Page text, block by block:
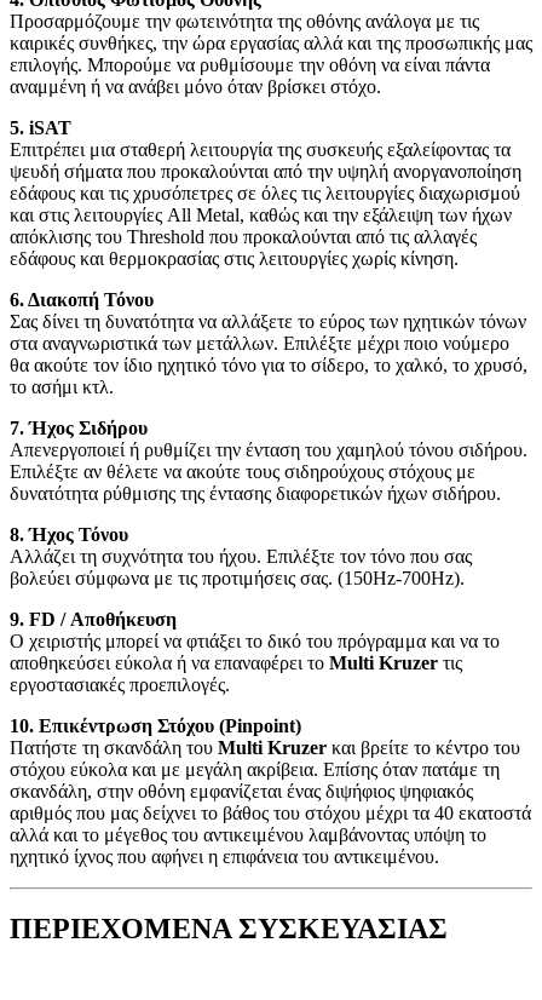
Προσαρμόζουμε την φωτεινότητα της οθόνης ανάλογα με τις
καιρικές συνθήκες, την ώρα εργασίας αλλά και της προσωπικής μας
επιλογής. Μπορούμε να ρυθμίσουμε την οθόνη να είναι πάντα
αναμμένη ή να ανάβει μόνο όταν βρίσκει στόχο.
5. iSAT
Επιτρέπει μια σταθερή λειτουργία της συσκευής εξαλείφοντας τα
ψευδή σήματα που προκαλούνται από την υψηλή ανοργανοποίηση
εδάφους και τις χρυσόπετρες σε όλες τις λειτουργίες διαχωρισμού
και στις λειτουργίες All Metal, καθώς και την εξάλειψη των ήχων
απόκλισης του Threshold που προκαλούνται από τις αλλαγές
εδάφους και θερμοκρασίας στις λειτουργίες χωρίς κίνηση.
6. Διακοπή Τόνου
Σας δίνει τη δυνατότητα να αλλάξετε το εύρος των ηχητικών τόνων
στα αναγνωριστικά των μετάλλων. Επιλέξτε μέχρι ποιο νούμερο
θα ακούτε τον ίδιο ηχητικό τόνο για το σίδερο, το χαλκό, το χρυσό,
το ασήμι κτλ.
7. Ήχος Σιδήρου
Απενεργοποιεί ή ρυθμίζει την ένταση του χαμηλού τόνου σιδήρου.
Επιλέξτε αν θέλετε να ακούτε τους σιδηρούχους στόχους με
δυνατότητα ρύθμισης της έντασης διαφορετικών ήχων σιδήρου.
8. Ήχος Τόνου
Αλλάζει τη συχνότητα του ήχου. Επιλέξτε τον τόνο που σας
βολεύει σύμφωνα με τις προτιμήσεις σας. (150Hz-700Hz).
9. FD / Αποθήκευση
Ο χειριστής μπορεί να φτιάξει το δικό του πρόγραμμα και να το
αποθηκεύσει εύκολα ή να επαναφέρει το Multi Kruzer τις
εργοστασιακές προεπιλογές.
10. Επικέντρωση Στόχου (Pinpoint)
Πατήστε τη σκανδάλη του Multi Kruzer και βρείτε το κέντρο του
στόχου εύκολα και με μεγάλη ακρίβεια. Επίσης όταν πατάμε τη
σκανδάλη, στην οθόνη εμφανίζεται ένας διψήφιος ψηφιακός
αριθμός που μας δείχνει το βάθος του στόχου μέχρι τα 40 εκατοστά
αλλά και το μέγεθος του αντικειμένου λαμβάνοντας υπόψη το
ηχητικό ίχνος που αφήνει η επιφάνεια του αντικειμένου.
ΠΕΡΙΕΧΟΜΕΝΑ ΣΥΣΚΕΥΑΣΙΑΣ